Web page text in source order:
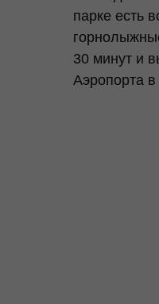
парке есть
30 минут и
Аэропорта в